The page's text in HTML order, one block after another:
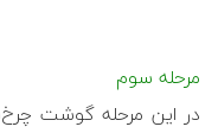
مرحله سوم
در این مرحله گوشت